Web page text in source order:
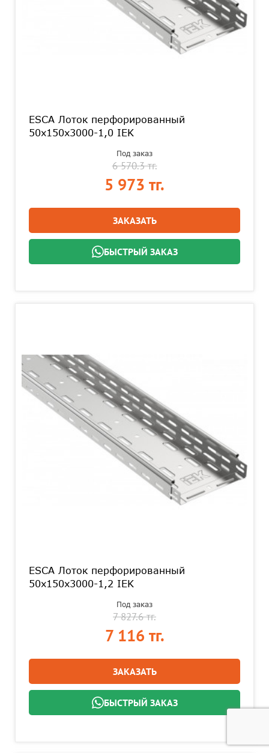
ESCA Лоток перфорированный
50х150х3000-1,0 IEK
Под заказ
6 570.3 тг.
5 973 тг.
ЗАКАЗАТЬ
БЫСТРЫЙ ЗАКАЗ
ESCA Лоток перфорированный
50х150х3000-1,2 IEK
Под заказ
7 827.6 тг.
7 116 тг.
ЗАКАЗАТЬ
БЫСТРЫЙ ЗАКАЗ